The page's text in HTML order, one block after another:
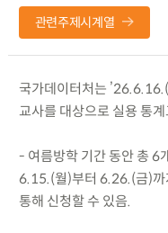
관련주제시계열
국가데이터처는
교사를 대상으로 실용 통
- 여름방학 기간 동안 총 6
6.15.(월)부터 6.26.(금)까
통해 신청할 수 있음.